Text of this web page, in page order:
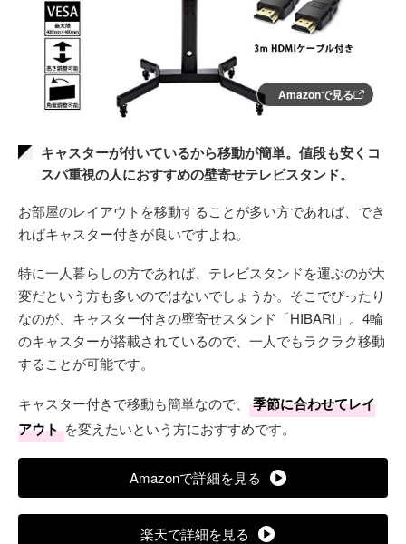
Amazonで見る
キャスターが付いているから移動が簡単。値段も安くコ
スパ重視の人におすすめの壁寄せテレビスタンド。
お部屋のレイアウトを移動することが多い方であれば、でき
ればキャスター付きが良いですよね。
特に一人暮らしの方であれば、テレビスタンドを運ぶのが大
変だという方も多いのではないでしょうか。そこでぴったり
なのが、キャスター付きの壁寄せスタンド「HIBARI」。4輪
のキャスターが搭載されているので、一人でもラクラク移動
することが可能です。
キャスター付きで移動も簡単なので、
季節に合わせてレイ
アウトを変えたいという方におすすめです。
Amazonで詳細を見る
楽天で詳細を見る